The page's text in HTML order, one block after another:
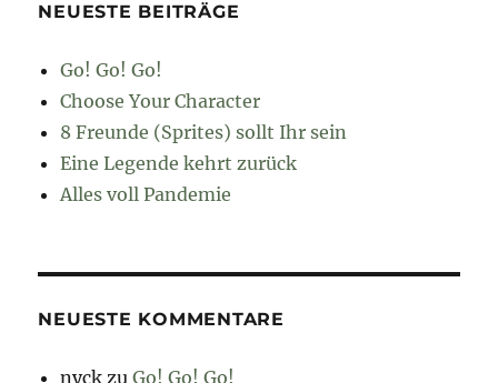
NEUESTE BEITRÄGE
Go! Go! Go!
Choose Your Character
8 Freunde (Sprites) sollt Ihr sein
Eine Legende kehrt zurück
Alles voll Pandemie
NEUESTE KOMMENTARE
nyck zuGo! Go! Go!